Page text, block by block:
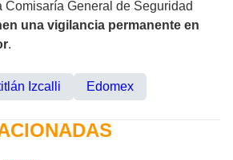
Comisaría General de Seguridad
una vigilancia permanente en
.
Izcalli Edomex